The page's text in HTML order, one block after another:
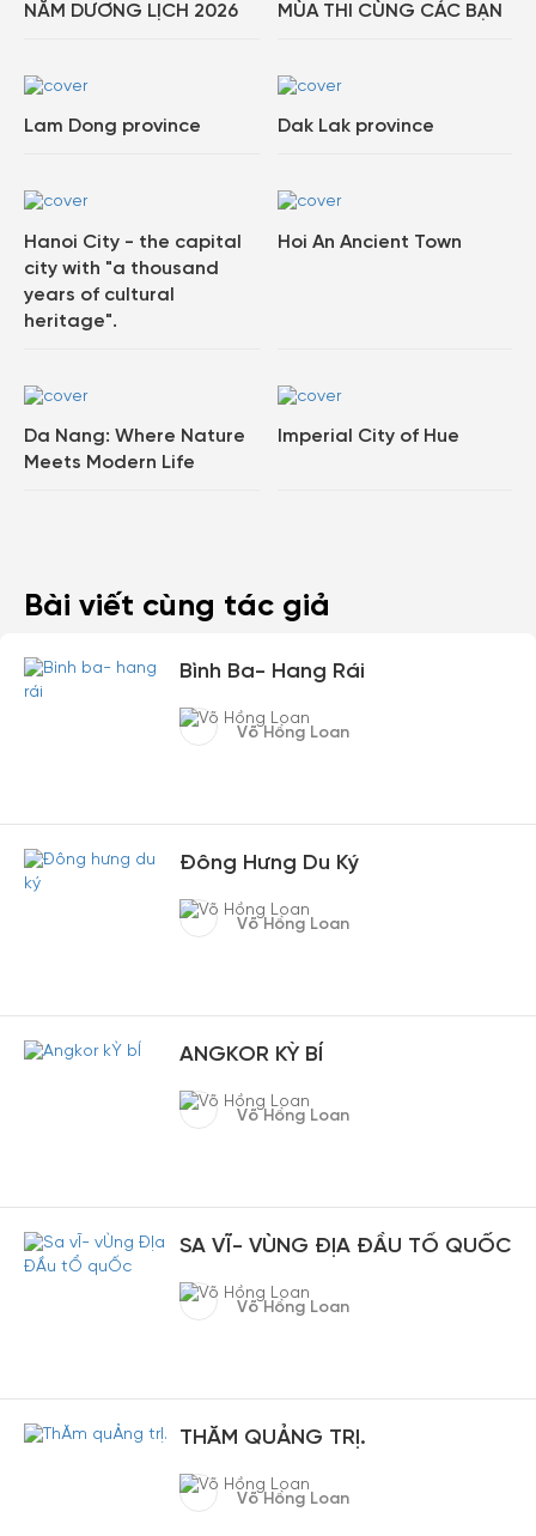
NĂM DƯƠNG LỊCH 2026 MÙA THI CÙNG CÁC BẠN
Lam Dong province Dak Lak province
Hanoi City - the capital
city with "a thousand
years of cultural
heritage".
Hoi An Ancient Town
Da Nang: Where Nature
Meets Modern Life
Imperial City of Hue
Bài viết cùng tác giả
Bình Ba- Hang Rái
Võ Hồng Loan
Đông Hưng Du Ký
Võ Hồng Loan
ANGKOR KỲ BÍ
Võ Hồng Loan
SA VĨ- VÙNG ĐỊA ĐẦU TỔ QUỐC
Võ Hồng Loan
THĂM QUẢNG TRỊ.
Võ Hồng Loan
Tạo tài khoản nhanh - nhận nhiều
Tạo tài khoản để có thể nhận ngay các ưu đãi
dẫn dành cho thành viên đến từ các đối tác của
Gody.vn dành cho cộng đồng.
Facebook